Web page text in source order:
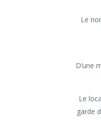
Le
D’une
Le
garde